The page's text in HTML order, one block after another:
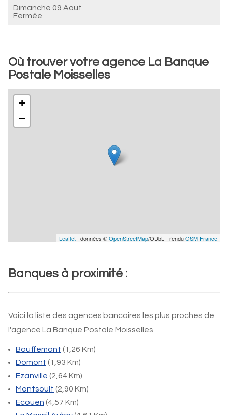
Dimanche 09 Aout
Fermée
Où trouver votre agence La Banque
Postale Moisselles
+
−
Leaflet | données ©OpenStreetMap/ODbL - renduOSM France
Banques à proximité :
Voici la liste des agences bancaires les plus proches de
l'agence La Banque Postale Moisselles
Bouffemont (1,26 Km)
Domont (1,93 Km)
Ezanville (2,64 Km)
Montsoult (2,90 Km)
Ecouen (4,57 Km)